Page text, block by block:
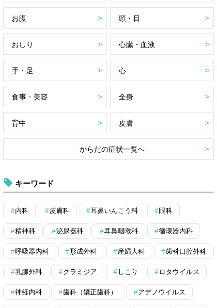
お腹 頭・目
おしり 心臓・血液
手・足 心
食事・美容 全身
背中 皮膚
からだの症状一覧へ
キーワード
内科 皮膚科 耳鼻いんこう科 眼科
精神科 泌尿器科 耳鼻咽喉科 循環器内科
呼吸器内科 形成外科 産婦人科 歯科口腔外科
乳腺外科 クラミジア しこり ロタウイルス
神経内科 歯科（矯正歯科） アデノウイルス